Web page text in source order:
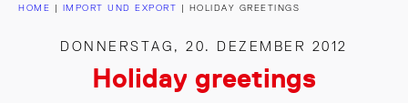
HOME | IMPORT UND EXPORT | HOLIDAY GREETINGS
DONNERSTAG, 20. DEZEMBER 2012
Holiday greetings